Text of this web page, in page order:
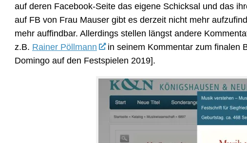
auf deren Facebook-Seite das eigene Schicksal und das
auf FB von Frau Mauser gibt es derzeit nicht mehr
mehr auffindbar. Allerdings stellen längst andere
z.B. Rainer Pöllmann
in seinem Kommentar zum finalen
Domingo auf den Festspielen 2019].